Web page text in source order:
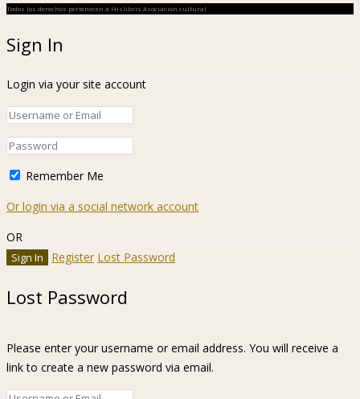
Todos los derechos pertenecen a Hislibris Asociación cultural
Sign In
Login via your site account
Remember Me
Or login via a social network account
OR
Register Lost Password
Lost Password
Please enter your username or email address. You will receive a
link to create a new password via email.